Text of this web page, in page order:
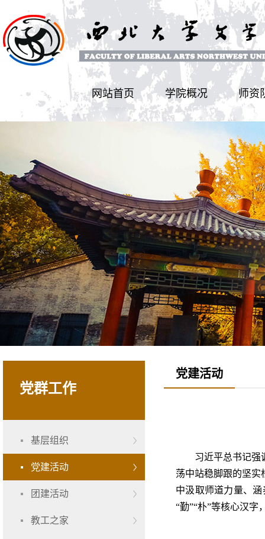
网站首页 学院概况 师资
党群工作
基层组织
党建活动
团建活动
教工之家
党建活动
习近平总书记强
荡中站稳脚跟的坚
中汲取师道力量、
“勤”“朴”等核心汉